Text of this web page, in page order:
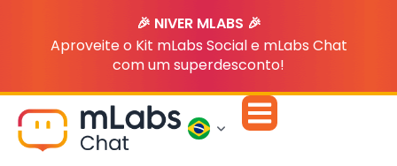
🎉 NIVER MLABS 🎉
Aproveite o Kit mLabs Social e mLabs Chat
com um superdesconto!